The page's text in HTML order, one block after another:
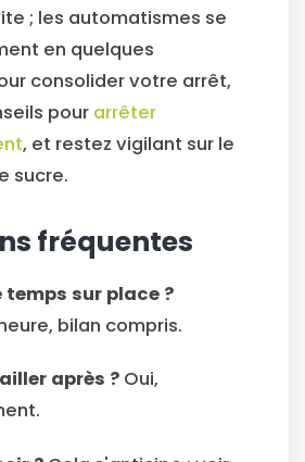
; les automatismes se
en quelques
consolider votre arrêt,
pour arrêter
, et restez vigilant sur le
sucre.
fréquentes
temps sur place ?
bilan compris.
après ? Oui,